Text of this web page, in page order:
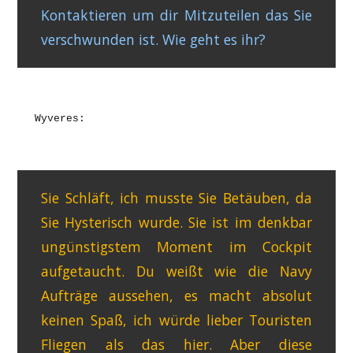
Kontaktieren um dir Mitzuteilen das Sie
verschwunden ist. Wie geht es ihr?
Wyveres:
Sie Schläft, ich musste Sie Betäuben, da
Sie Hysterisch wurde. Sie ist im denkbar
ungünstigstem Moment im Cockpit
aufgetaucht. Du weißt wie die Navy
Aufträge aussehen, es macht absolut
keinen Spaß, ich würde lieber Touristen
Fliegen als das hier. Aber diese